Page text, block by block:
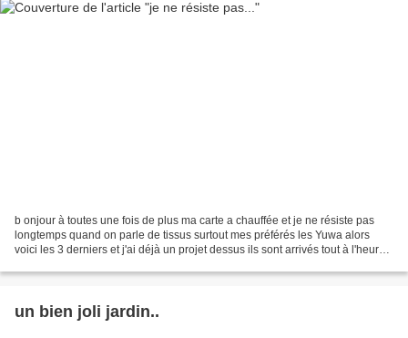
b onjour à toutes une fois de plus ma carte a chauffée et je ne résiste pas
longtemps quand on parle de tissus surtout mes préférés les Yuwa alors
voici les 3 derniers et j'ai déjà un projet dessus ils sont arrivés tout à l'heure
un bien joli jardin..